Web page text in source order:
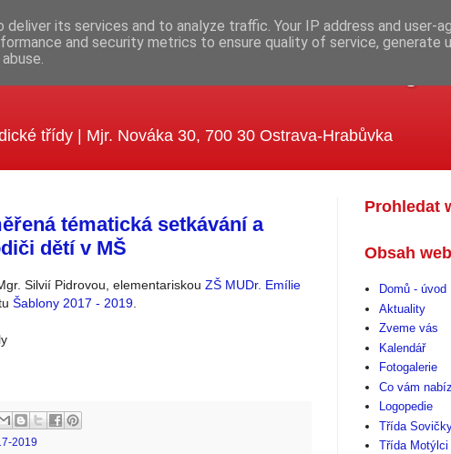
MUDr. Emílie Lukášové a Klegova
třídy | Mjr. Nováka 30, 700 30 Ostrava-Hrabůvka
tématická setkávání a
dětí v MŠ
Silvií Pidrovou, elementariskou ZŠ MUDr. Emílie
Šablony 2017 - 2019
2019
Prohledat
Obsah
Domů - úvod
Aktuality
Zveme vás
Kalendář
Fotogalerie
Co vám
Logopedie
Třída
Třída Motýlci
its services and to analyze traffic. Your IP address and user-
and security metrics to ensure quality of service, generate